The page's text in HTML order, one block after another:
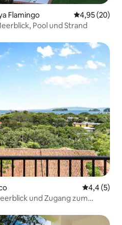
Flamingo
4,95 (20)
Pool und Strand
4,4 (5)
und Zugang zum